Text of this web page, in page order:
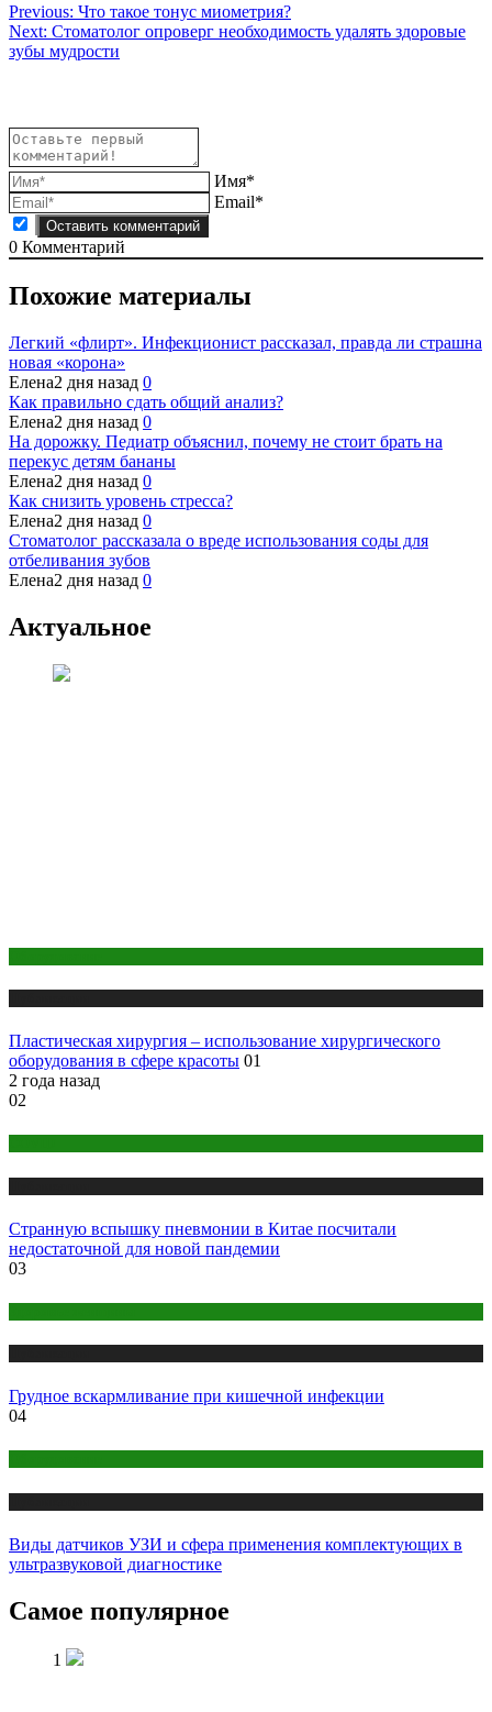
Навигация
по
Previous: Что такое тонус миометрия?
Next: Стоматолог опроверг необходимость удалять здоровые
зубы мудрости
Имя*
Email*
0 Комментарий
Похожие материалы
Легкий «флирт». Инфекционист рассказал, правда ли страшна
новая «корона»
Елена2 дня назад 0
Как правильно сдать общий анализ?
Елена2 дня назад 0
На дорожку. Педиатр объяснил, почему не стоит брать на
перекус детям бананы
Елена2 дня назад 0
Как снизить уровень стресса?
Елена2 дня назад 0
Стоматолог рассказала о вреде использования соды для
отбеливания зубов
Елена2 дня назад 0
Актуальное
Пластическая хирургия – использование хирургического
оборудования в сфере красоты 01
2 года назад
02
Странную вспышку пневмонии в Китае посчитали
недостаточной для новой пандемии
03
Грудное вскармливание при кишечной инфекции
04
Виды датчиков УЗИ и сфера применения комплектующих в
ультразвуковой диагностике
Самое популярное
1